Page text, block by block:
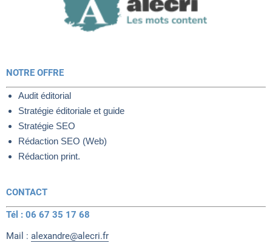
NOTRE OFFRE
Audit éditorial
Stratégie éditoriale et guide
Stratégie SEO
Rédaction SEO (Web)
Rédaction print.
CONTACT
Tél : 06 67 35 17 68
Mail : alexandre@alecri.fr